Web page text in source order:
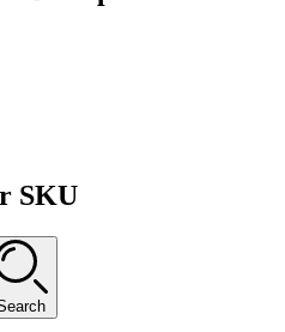
SKU